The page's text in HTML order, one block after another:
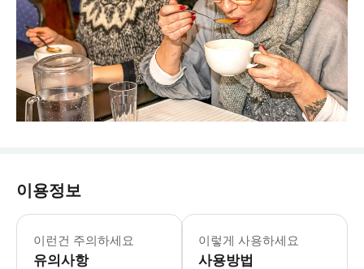
이용정보
이런건 주의하세요
유의사항
이렇게 사용하세요
사용방법